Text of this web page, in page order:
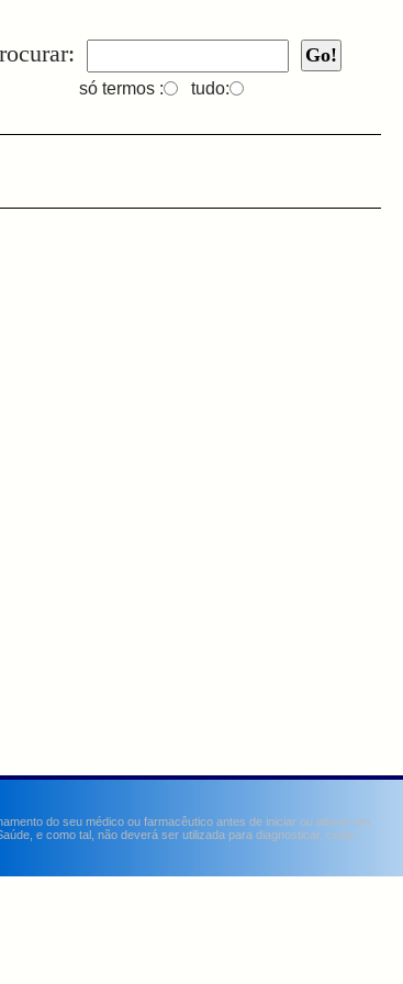
só termos : tudo:
do seu médico ou farmacêutico antes de iniciar ou alterar um
e como tal, não deverá ser utilizada para diagnosticar, curar,